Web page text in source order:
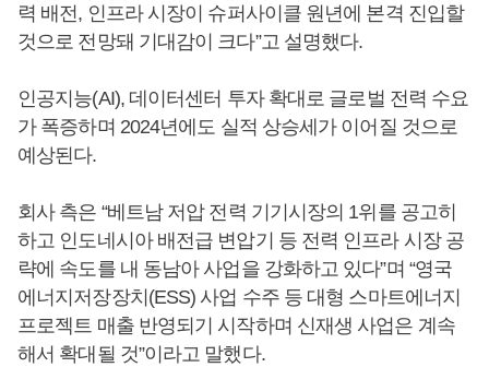
력 배전, 인프라 시장이 슈퍼사이클 원년에 본격 진입할
것으로 전망돼 기대감이 크다”고 설명했다.
인공지능(AI), 데이터센터 투자 확대로 글로벌 전력 수요
가 폭증하며 2024년에도 실적 상승세가 이어질 것으로
예상된다.
회사 측은 “베트남 저압 전력 기기시장의 1위를 공고히
하고 인도네시아 배전급 변압기 등 전력 인프라 시장 공
략에 속도를 내 동남아 사업을 강화하고 있다”며 “영국
에너지저장장치(ESS) 사업 수주 등 대형 스마트에너지
프로젝트 매출 반영되기 시작하며 신재생 사업은 계속
해서 확대될 것”이라고 말했다.